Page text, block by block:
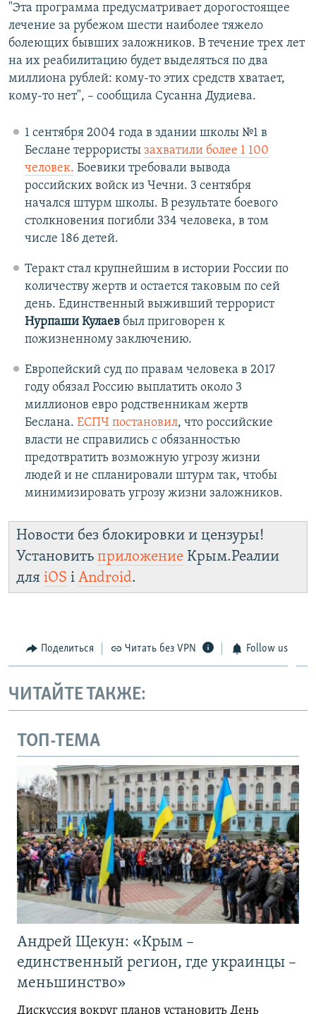
"Эта программа предусматривает дорогостоящее
лечение за рубежом шести наиболее тяжело
болеющих бывших заложников. В течение трех лет
на их реабилитацию будет выделяться по два
миллиона рублей: кому-то этих средств хватает,
кому-то нет", – сообщила Сусанна Дудиева.
1 сентября 2004 года в здании школы №1 в
Беслане террористы захватили более 1 100
человек. Боевики требовали вывода
российских войск из Чечни. 3 сентября
начался штурм школы. В результате боевого
столкновения погибли 334 человека, в том
числе 186 детей.
Теракт стал крупнейшим в истории России по
количеству жертв и остается таковым по сей
день. Единственный выживший террорист
Нурпаши Кулаевбыл приговорен к
пожизненному заключению.
Европейский суд по правам человека в 2017
году обязал Россию выплатить около 3
миллионов евро родственникам жертв
Беслана. ЕСПЧ постановил, что российские
власти не справились с обязанностью
предотвратить возможную угрозу жизни
людей и не спланировали штурм так, чтобы
минимизировать угрозу жизни заложников.
Новости без блокировки и цензуры!
Установить приложение Крым.Реалии
для iOS і Android.
Поделиться Читать без VPN Follow us
ЧИТАЙТЕ ТАКЖЕ:
ТОП-ТЕМА
Андрей Щекун: «Крым –
единственный регион, где украинцы –
меньшинство»
Дискуссия вокруг планов установить День